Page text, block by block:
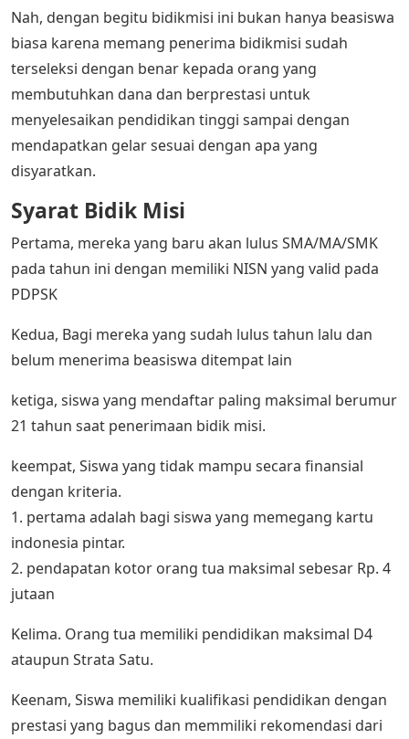
Nah, dengan begitu bidikmisi ini bukan hanya beasiswa
biasa karena memang penerima bidikmisi sudah
terseleksi dengan benar kepada orang yang
membutuhkan dana dan berprestasi untuk
menyelesaikan pendidikan tinggi sampai dengan
mendapatkan gelar sesuai dengan apa yang
disyaratkan.
Syarat Bidik Misi
Pertama, mereka yang baru akan lulus SMA/MA/SMK
pada tahun ini dengan memiliki NISN yang valid pada
PDPSK
Kedua, Bagi mereka yang sudah lulus tahun lalu dan
belum menerima beasiswa ditempat lain
ketiga, siswa yang mendaftar paling maksimal berumur
21 tahun saat penerimaan bidik misi.
keempat, Siswa yang tidak mampu secara finansial
dengan kriteria.
1. pertama adalah bagi siswa yang memegang kartu
indonesia pintar.
2. pendapatan kotor orang tua maksimal sebesar Rp. 4
jutaan
Kelima. Orang tua memiliki pendidikan maksimal D4
ataupun Strata Satu.
Keenam, Siswa memiliki kualifikasi pendidikan dengan
prestasi yang bagus dan memmiliki rekomendasi dari